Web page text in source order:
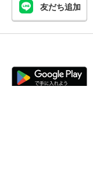
友だち追加